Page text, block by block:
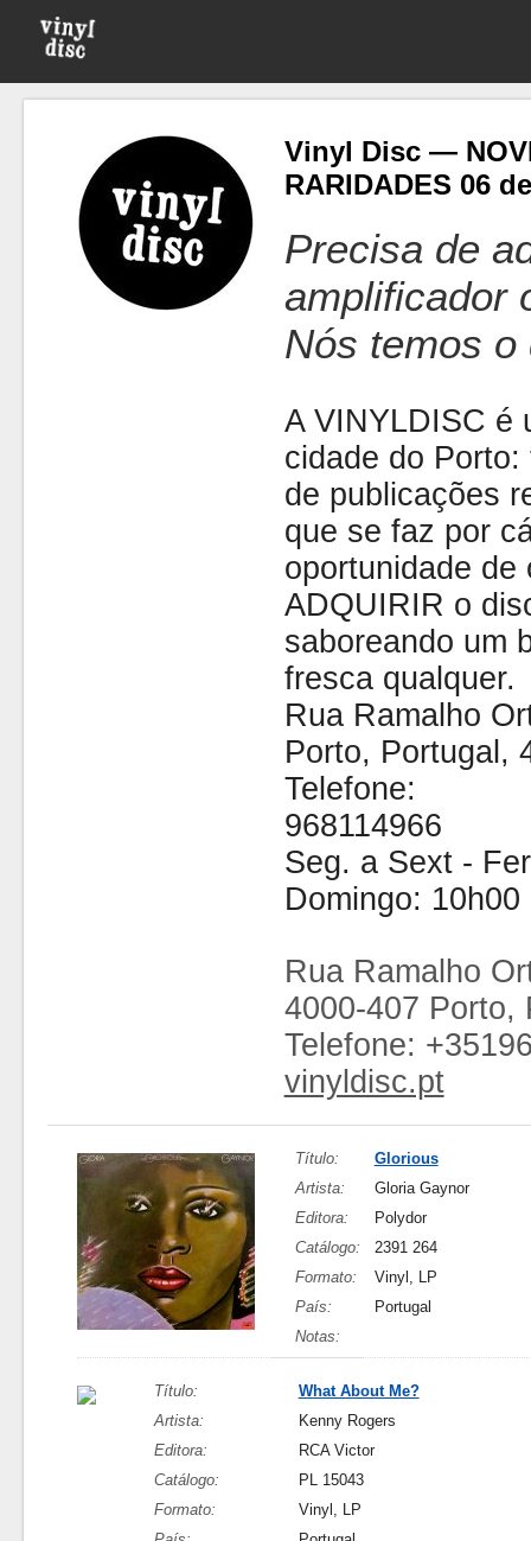
Vinyl Disc —
RARIDADES 06
Precisa de
amplificador
Nós temos o
A VINYLDISC é
cidade do
de publicações
que se faz por
oportunidade de
ADQUIRIR o
saboreando um
fresca qualquer.
Rua Ramalho
Porto, Portugal,
Telefone:
968114966
Seg. a Sext -
Domingo: 10h00
Rua Ramalho
4000-407 Porto,
Telefone:
vinyldisc.pt
Título:
Glorious
Artista:
Gloria Gaynor
Editora:
Polydor
Catálogo:
2391 264
Formato:
Vinyl, LP
País:
Portugal
Notas:
Título:
What About Me?
Artista:
Kenny Rogers
Editora:
RCA Victor
Catálogo:
PL 15043
Formato:
Vinyl, LP